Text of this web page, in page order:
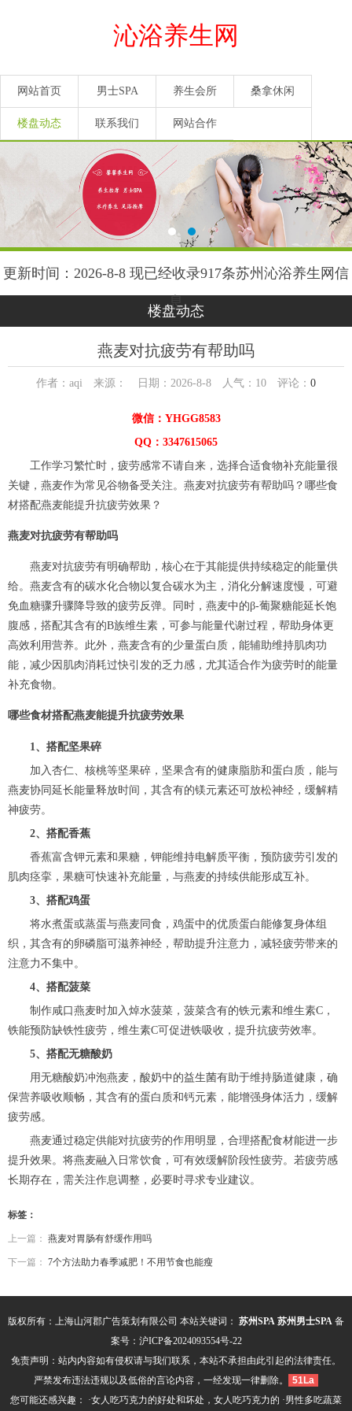
沁浴养生网
网站首页 男士SPA 养生会所 桑拿休闲
楼盘动态 联系我们 网站合作
更新时间：2026-8-8 现已经收录917条苏州沁浴养生网信
息
楼盘动态
燕麦对抗疲劳有帮助吗
作者：aqi 来源： 日期：2026-8-8 人气： 10 评论： 0
微信：YHGG8583
QQ：3347615065
工作学习繁忙时，疲劳感常不请自来，选择合适食物补充能量很
关键，燕麦作为常见谷物备受关注。燕麦对抗疲劳有帮助吗？哪些食
材搭配燕麦能提升抗疲劳效果？
燕麦对抗疲劳有帮助吗
燕麦对抗疲劳有明确帮助，核心在于其能提供持续稳定的能量供
给。燕麦含有的碳水化合物以复合碳水为主，消化分解速度慢，可避
免血糖骤升骤降导致的疲劳反弹。同时，燕麦中的β-葡聚糖能延长饱
腹感，搭配其含有的B族维生素，可参与能量代谢过程，帮助身体更
高效利用营养。此外，燕麦含有的少量蛋白质，能辅助维持肌肉功
能，减少因肌肉消耗过快引发的乏力感，尤其适合作为疲劳时的能量
补充食物。
哪些食材搭配燕麦能提升抗疲劳效果
1、搭配坚果碎
加入杏仁、核桃等坚果碎，坚果含有的健康脂肪和蛋白质，能与
燕麦协同延长能量释放时间，其含有的镁元素还可放松神经，缓解精
神疲劳。
2、搭配香蕉
香蕉富含钾元素和果糖，钾能维持电解质平衡，预防疲劳引发的
肌肉痉挛，果糖可快速补充能量，与燕麦的持续供能形成互补。
3、搭配鸡蛋
将水煮蛋或蒸蛋与燕麦同食，鸡蛋中的优质蛋白能修复身体组
织，其含有的卵磷脂可滋养神经，帮助提升注意力，减轻疲劳带来的
注意力不集中。
4、搭配菠菜
制作咸口燕麦时加入焯水菠菜，菠菜含有的铁元素和维生素C，
铁能预防缺铁性疲劳，维生素C可促进铁吸收，提升抗疲劳效率。
5、搭配无糖酸奶
用无糖酸奶冲泡燕麦，酸奶中的益生菌有助于维持肠道健康，确
保营养吸收顺畅，其含有的蛋白质和钙元素，能增强身体活力，缓解
疲劳感。
燕麦通过稳定供能对抗疲劳的作用明显，合理搭配食材能进一步
提升效果。将燕麦融入日常饮食，可有效缓解阶段性疲劳。若疲劳感
长期存在，需关注作息调整，必要时寻求专业建议。
标签：
上一篇： 燕麦对胃肠有舒缓作用吗
下一篇： 7个方法助力春季减肥！不用节食也能瘦
版权所有：上海山河郡广告策划有限公司 本站关键词： 苏州SPA 苏州男士SPA 备
案号： 沪ICP备2024093554号-22
免责声明：站内内容如有侵权请与我们联系，本站不承担由此引起的法律责任。
严禁发布违法违规以及低俗的言论内容，一经发现一律删除。
51La
您可能还感兴趣： ·女人吃巧克力的好处和坏处，女人吃巧克力的 ·男性多吃蔬菜